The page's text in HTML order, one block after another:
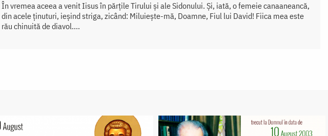
În vremea aceea a venit Iisus în părțile Tirului și ale Sidonului. Și, iată, o femeie canaaneancă,
din acele ținuturi, ieșind striga, zicând: Miluiește-mă, Doamne, Fiul lui David! Fiica mea este
rău chinuită de diavol....